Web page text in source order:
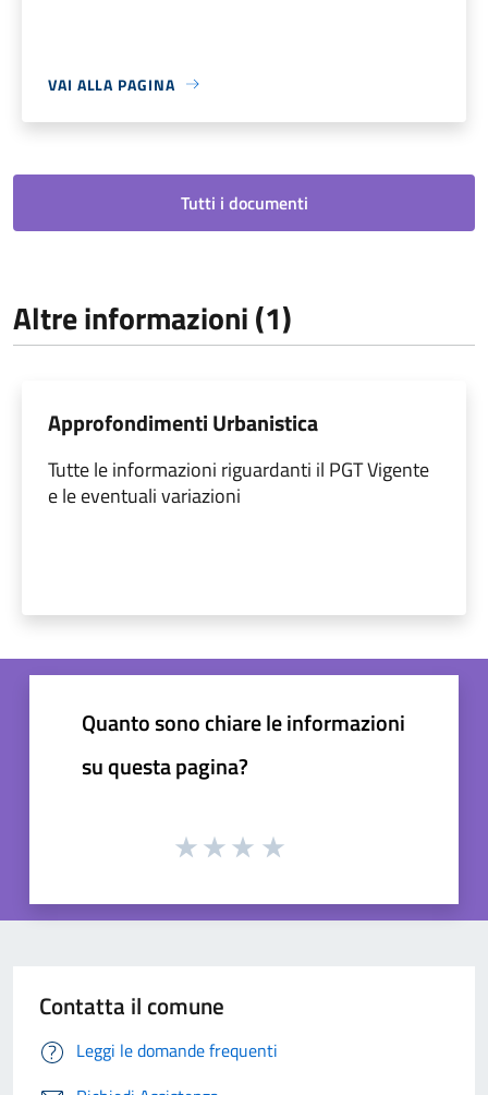
VAI ALLA PAGINA
Tutti i documenti
Altre informazioni (1)
Approfondimenti Urbanistica
Tutte le informazioni riguardanti il PGT Vigente
e le eventuali variazioni
Quanto sono chiare le informazioni
su questa pagina?
Contatta il comune
Leggi le domande frequenti